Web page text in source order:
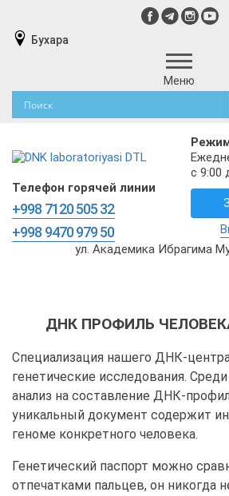
Бухара
Меню
с 9:00
Телефон горячей линии
+998 7120 505 32
+998 9470 979 50
ул. Академика Ибрагима
ДНК ПРОФИЛЬ
Специализация нашего ДНК-
генетические исследования.
анализ на составление ДНК-
уникальный документ содержит
геноме конкретного человека.
Генетический паспорт можно
отпечатками пальцев, он никогда